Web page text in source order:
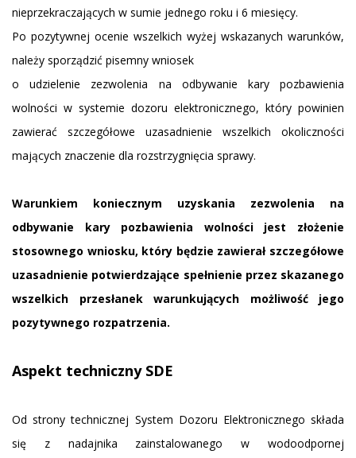
nieprzekraczających w sumie jednego roku i 6 miesięcy.
Po pozytywnej ocenie wszelkich wyżej wskazanych warunków,
należy sporządzić pisemny wniosek
o udzielenie zezwolenia na odbywanie kary pozbawienia
wolności w systemie dozoru elektronicznego, który powinien
zawierać szczegółowe uzasadnienie wszelkich okoliczności
mających znaczenie dla rozstrzygnięcia sprawy.
Warunkiem koniecznym uzyskania zezwolenia na
odbywanie kary pozbawienia wolności jest złożenie
stosownego wniosku, który będzie zawierał szczegółowe
uzasadnienie potwierdzające spełnienie przez skazanego
wszelkich przesłanek warunkujących możliwość jego
pozytywnego rozpatrzenia.
Aspekt techniczny SDE
Od strony technicznej System Dozoru Elektronicznego składa
się z nadajnika zainstalowanego w wodoodpornej